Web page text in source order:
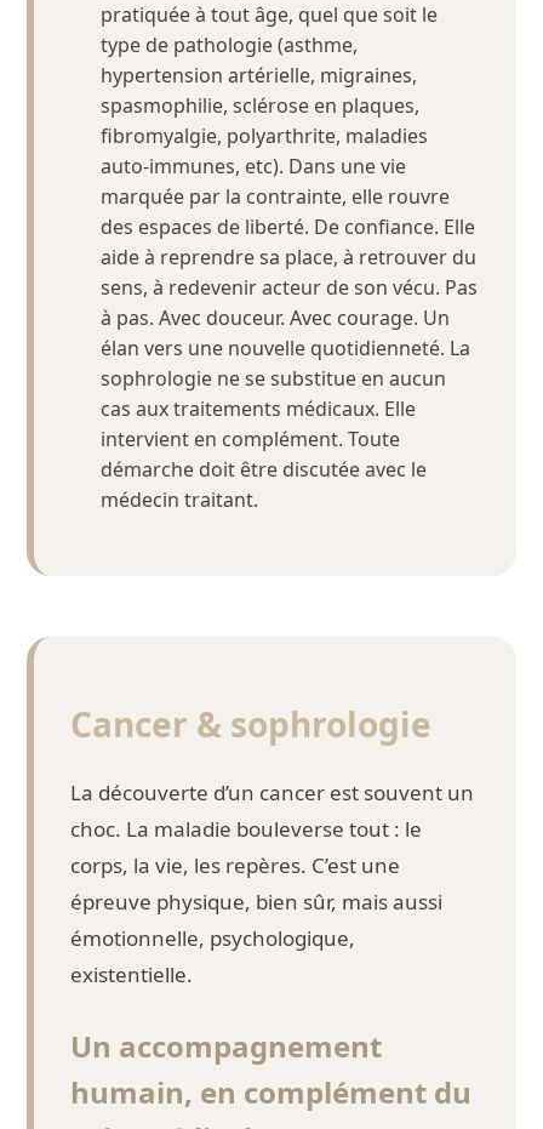
pratiquée à tout âge, quel que soit le
type de pathologie (asthme,
hypertension artérielle, migraines,
spasmophilie, sclérose en plaques,
fibromyalgie, polyarthrite, maladies
auto-immunes, etc). Dans une vie
marquée par la contrainte, elle rouvre
des espaces de liberté. De confiance. Elle
aide à reprendre sa place, à retrouver du
sens, à redevenir acteur de son vécu. Pas
à pas. Avec douceur. Avec courage. Un
élan vers une nouvelle quotidienneté. La
sophrologie ne se substitue en aucun
cas aux traitements médicaux. Elle
intervient en complément. Toute
démarche doit être discutée avec le
médecin traitant.
Cancer & sophrologie
La découverte d’un cancer est souvent un
choc. La maladie bouleverse tout : le
corps, la vie, les repères. C’est une
épreuve physique, bien sûr, mais aussi
émotionnelle, psychologique,
existentielle.
Un accompagnement
humain, en complément du